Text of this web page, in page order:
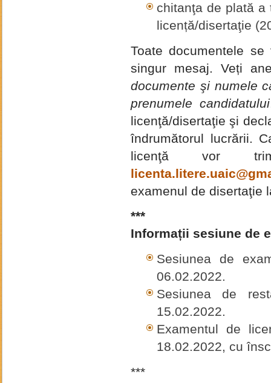
chitanţa de plată
licență/disertaţie
Toate documentele
singur mesaj. Veți
documente şi numele
prenumele candidatului
licenţă/disertaţie şi
îndrumătorul lucrării.
licenţă vor
examenul de disertaţie
***
Informații sesiune de
Sesiunea de
06.02.2022.
Sesiunea de
15.02.2022.
Examentul de
18.02.2022, cu
***